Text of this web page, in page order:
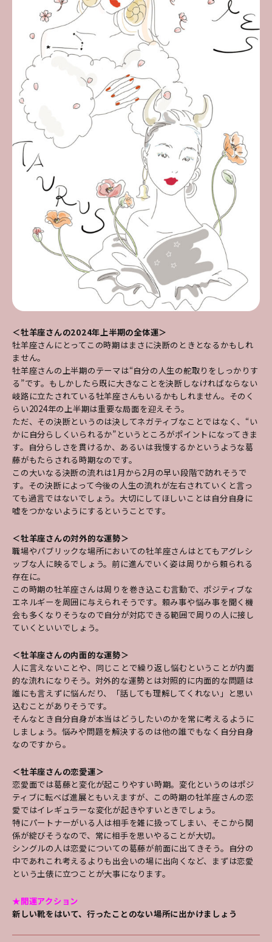
＜牡羊座さんの2024年上半期の全体運＞
牡羊座さんにとってこの時期はまさに決断のときとなるかもしれ
ません。
牡羊座さんの上半期のテーマは“自分の人生の舵取りをしっかりす
る”です。もしかしたら既に大きなことを決断しなければならない
岐路に立たされている牡羊座さんもいるかもしれません。そのく
らい2024年の上半期は重要な局面を迎えそう。
ただ、その決断というのは決してネガティブなことではなく、“い
かに自分らしくいられるか”というところがポイントになってきま
す。自分らしさを貫けるか、あるいは我慢するかというような葛
藤がもたらされる時期なのです。
この大いなる決断の流れは1月から2月の早い段階で訪れそうで
す。その決断によって今後の人生の流れが左右されていくと言っ
ても過言ではないでしょう。大切にしてほしいことは自分自身に
嘘をつかないようにするということです。
＜牡羊座さんの対外的な運勢＞
職場やパブリックな場所においての牡羊座さんはとてもアグレシ
ッブな人に映るでしょう。前に進んでいく姿は周りから頼られる
存在に。
この時期の牡羊座さんは周りを巻き込こむ言動で、ポジティブな
エネルギーを周囲に与えられそうです。頼み事や悩み事を聞く機
会も多くなりそうなので自分が対応できる範囲で周りの人に接し
ていくといいでしょう。
＜牡羊座さんの内面的な運勢＞
人に言えないことや、同じことで繰り返し悩むということが内面
的な流れになりそう。対外的な運勢とは対照的に内面的な問題は
誰にも言えずに悩んだり、「話しても理解してくれない」と思い
込むことがありそうです。
そんなとき自分自身が本当はどうしたいのかを常に考えるように
しましょう。悩みや問題を解決するのは他の誰でもなく自分自身
なのですから。
＜牡羊座さんの恋愛運＞
恋愛面では葛藤と変化が起こりやすい時期。変化というのはポジ
ティブに転べば進展ともいえますが、この時期の牡羊座さんの恋
愛ではイレギュラーな変化が起きやすいときでしょう。
特にパートナーがいる人は相手を雑に扱ってしまい、そこから関
係が綻びそうなので、常に相手を思いやることが大切。
シングルの人は恋愛についての葛藤が前面に出てきそう。自分の
中であれこれ考えるよりも出会いの場に出向くなど、まずは恋愛
という土俵に立つことが大事になります。
★開運アクション
新しい靴をはいて、行ったことのない場所に出かけましょう